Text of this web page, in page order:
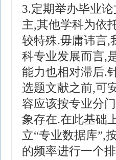
3.定期举办毕业
主,其他学科为依
较特殊.毋庸讳言,
科专业发展而言,
能力也相对滞后.
选题文献之前,可
容应该按专业分
象存在.在此基础
立“专业数据库”,
的频率进行一个